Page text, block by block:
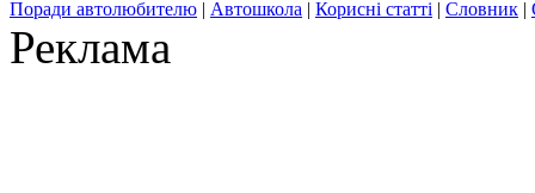
Поради автолюбителю | Автошкола | Корисні статті | Словник |
Реклама